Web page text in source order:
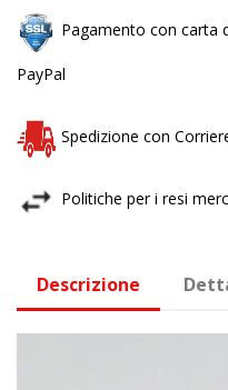
Pagamento con carta
PayPal
Spedizione con
Politiche per i resi
Descrizione